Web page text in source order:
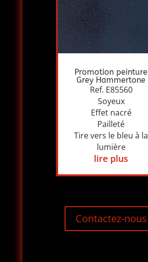
Promotion peinture
Grey Hammertone
Ref. E85560
Soyeux
Effet nacré
Pailleté
Tire vers le bleu à la
lumière
lire plus
Contactez-nous